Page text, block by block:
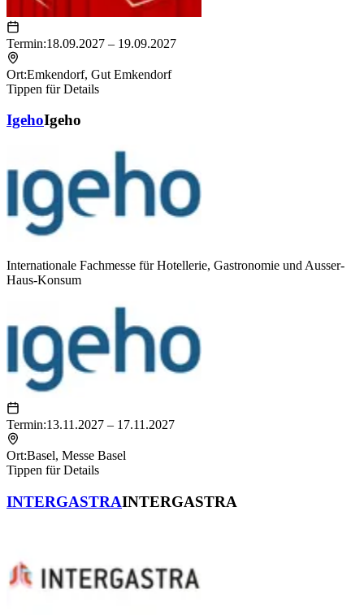
Termin:18.09.2027 – 19.09.2027
Ort:Emkendorf, Gut Emkendorf
Tippen für Details
IgehoIgeho
Internationale Fachmesse für Hotellerie, Gastronomie und Ausser-
Haus-Konsum
Termin:13.11.2027 – 17.11.2027
Ort:Basel, Messe Basel
Tippen für Details
INTERGASTRAINTERGASTRA